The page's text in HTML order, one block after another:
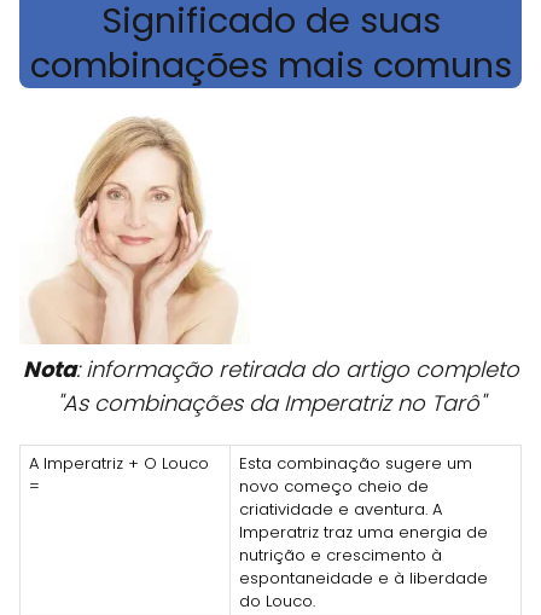
Significado de suas
combinações mais comuns
Nota: informação retirada do artigo completo
"As combinações da Imperatriz no Tarô"
A Imperatriz + O Louco
=
Esta combinação sugere um
novo começo cheio de
criatividade e aventura. A
Imperatriz traz uma energia de
nutrição e crescimento à
espontaneidade e à liberdade
do Louco.